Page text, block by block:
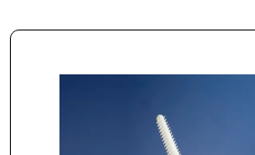
Hudkirurgi
Om oss